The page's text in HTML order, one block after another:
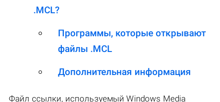
.MCL?
Программы, которые открывают
файлы .MCL
Дополнительная информация
Файл ссылки, используемый Windows Media